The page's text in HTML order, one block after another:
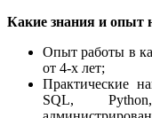
Какие знания и опыт
Опыт работы в
от 4-х лет;
Практические
SQL,